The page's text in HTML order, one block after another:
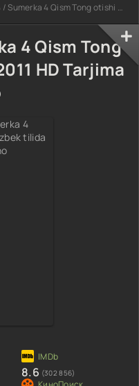
tarjima kino Full
HD tas-ix
4 Qism Tong otishi Uzbek tilida 2011 HD Tarjima kino
4 Qism Tong
HD Tarjima
8.6 (302 856)